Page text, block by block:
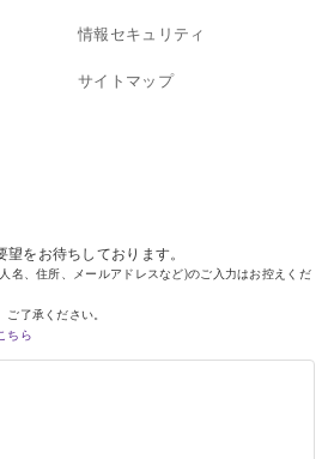
情報セキュリティ
サイトマップ
をお待ちしております。
名、住所、メールアドレスなど)のご入力はお控えくだ
了承ください。
ちら